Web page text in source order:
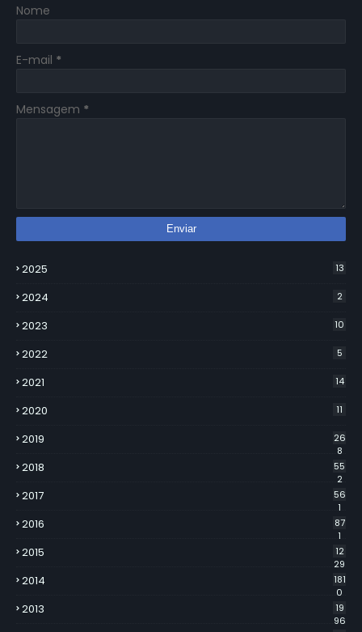
Nome
E-mail *
Mensagem *
2025 13
2024 2
2023 10
2022 5
2021 14
2020 11
2019
26
8
2018
55
2
2017
56
1
2016
87
1
2015
12
29
2014
181
0
2013
19
96